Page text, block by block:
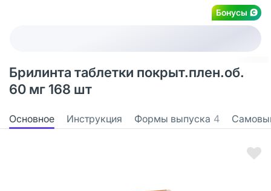
Бонусы
Брилинта таблетки покрыт.плен.об.
60 мг 168 шт
Основное Инструкция Формы выпуска 4